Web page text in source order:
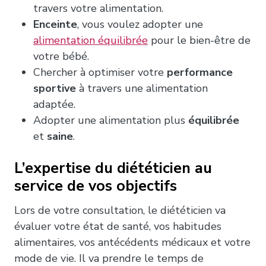
travers votre alimentation.
Enceinte, vous voulez adopter une
alimentation équilibrée pour le bien-être de
votre bébé.
Chercher à optimiser votre performance
sportive à travers une alimentation
adaptée.
Adopter une alimentation plus équilibrée
et saine.
L’expertise du diététicien au
service de vos objectifs
Lors de votre consultation, le diététicien va
évaluer votre état de santé, vos habitudes
alimentaires, vos antécédents médicaux et votre
mode de vie. Il va prendre le temps de